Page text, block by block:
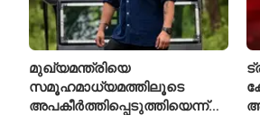
മുഖ്യമന്ത്രിയെ
സമൂഹമാധ്യമത്തിലൂടെ
അപകീർത്തിപ്പെടുത്തിയെന്ന്